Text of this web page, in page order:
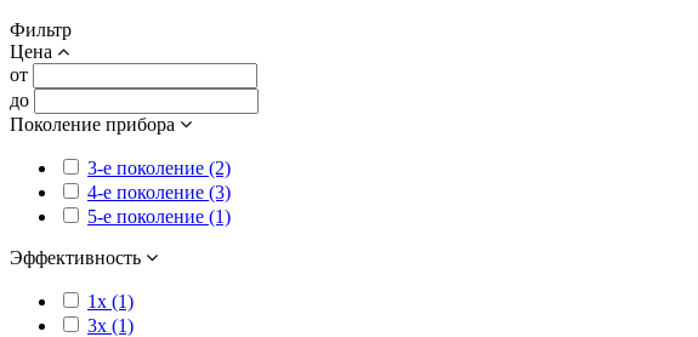
Фильтр
Цена
от
до
Поколение прибора
3-е поколение (2)
4-е поколение (3)
5-е поколение (1)
Эффективность
1x (1)
3x (1)